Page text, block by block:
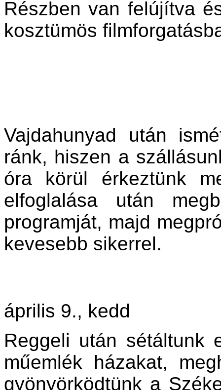
Részben van felújítva
kosztümös
Vajdahunyad után
ránk, hiszen a
óra körül érkeztünk
elfoglalása után
programját, majd
kevesebb sikerrel.
április 9., kedd
Reggeli után sétáltunk
műemlék házakat,
gyönyörködtünk a